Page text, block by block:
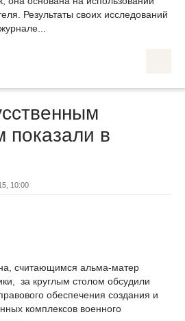
Результаты своих исследований
показали в
10:00
считающимся альма-матер
за круглым столом обсудили
обеспечения создания и
комплексов военного